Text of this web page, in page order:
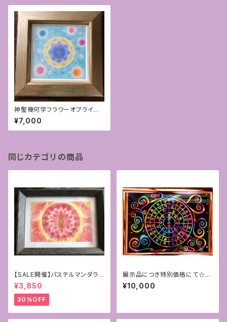
神聖幾何学フラワーオブライフ
＋フトマニ図アート 15cmサイズ
¥7,000
同じカテゴリの商品
【SALE開催】パステルマンダラ
+フトマニ図アート〜新生〜
¥3,850
30%OFF
展示品につき特別価格にて☆ス
クラッチアート＊フトマニ図A4サ
イズ
¥10,000